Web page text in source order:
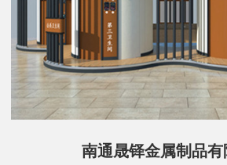
南通晟铎金属制品有